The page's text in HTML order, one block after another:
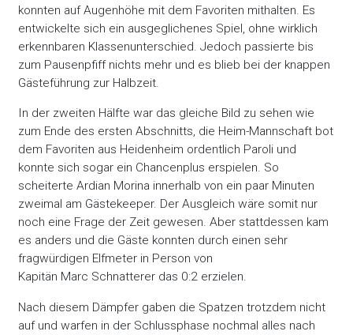
konnten auf Augenhöhe mit dem Favoriten mithalten. Es
entwickelte sich ein ausgeglichenes Spiel, ohne wirklich
erkennbaren Klassenunterschied. Jedoch passierte bis
zum Pausenpfiff nichts mehr und es blieb bei der knappen
Gästeführung zur Halbzeit.
In der zweiten Hälfte war das gleiche Bild zu sehen wie
zum Ende des ersten Abschnitts, die Heim-Mannschaft bot
dem Favoriten aus Heidenheim ordentlich Paroli und
konnte sich sogar ein Chancenplus erspielen. So
scheiterte Ardian Morina innerhalb von ein paar Minuten
zweimal am Gästekeeper. Der Ausgleich wäre somit nur
noch eine Frage der Zeit gewesen. Aber stattdessen kam
es anders und die Gäste konnten durch einen sehr
fragwürdigen Elfmeter in Person von
Kapitän Marc Schnatterer das 0:2 erzielen.
Nach diesem Dämpfer gaben die Spatzen trotzdem nicht
auf und warfen in der Schlussphase nochmal alles nach